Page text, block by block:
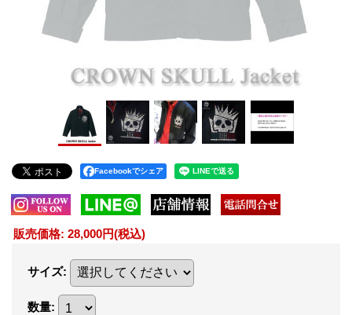
Facebookでシェア
販売価格: 28,000円(税込)
サイズ:
数量: